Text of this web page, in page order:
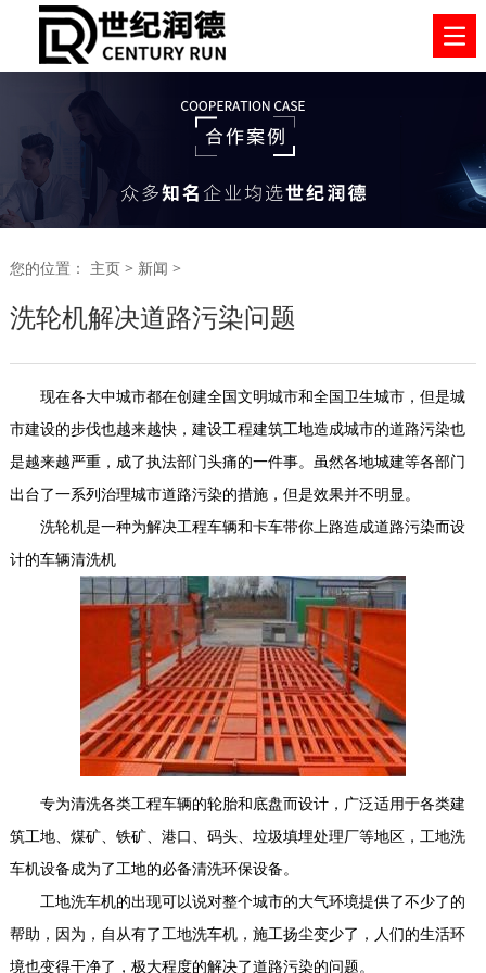
您的位置： 主页> 新闻 >
洗轮机解决道路污染问题
现在各大中城市都在创建全国文明城市和全国卫生城市，但是城
市建设的步伐也越来越快，建设工程建筑工地造成城市的道路污染也
是越来越严重，成了执法部门头痛的一件事。虽然各地城建等各部门
出台了一系列治理城市道路污染的措施，但是效果并不明显。
洗轮机是一种为解决工程车辆和卡车带你上路造成道路污染而设
计的车辆清洗机
专为清洗各类工程车辆的轮胎和底盘而设计，广泛适用于各类建
筑工地、煤矿、铁矿、港口、码头、垃圾填埋处理厂等地区，工地洗
车机设备成为了工地的必备清洗环保设备。
工地洗车机的出现可以说对整个城市的大气环境提供了不少了的
帮助，因为，自从有了工地洗车机，施工扬尘变少了，人们的生活环
境也变得干净了，极大程度的解决了道路污染的问题。